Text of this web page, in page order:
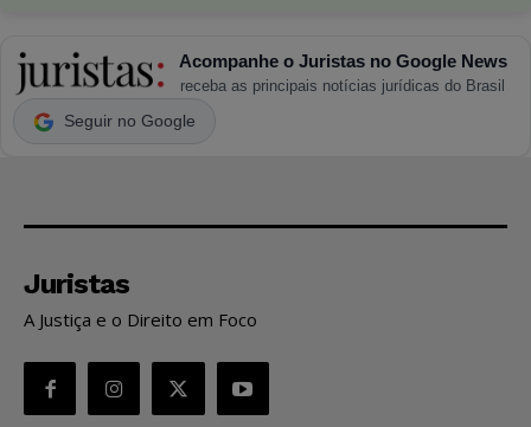
Acompanhe o Juristas no Google News
receba as principais notícias jurídicas do Brasil
Seguir no Google
Juristas
A Justiça e o Direito em Foco